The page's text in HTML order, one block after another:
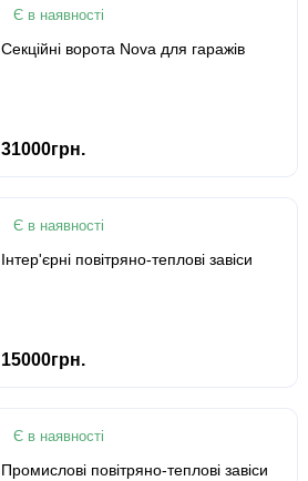
Є в наявності
Секційні ворота Nova для гаражів
31000грн.
Є в наявності
Інтер'єрні повітряно-теплові завіси
15000грн.
Є в наявності
Промислові повітряно-теплові завіси